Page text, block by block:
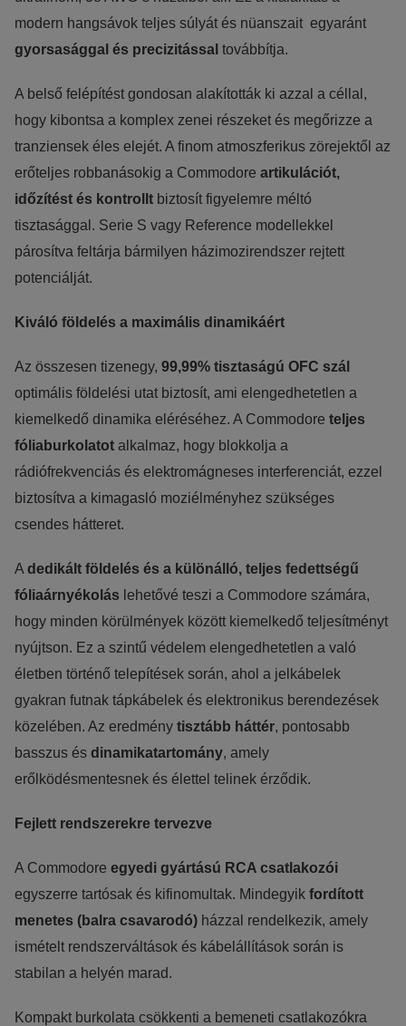
modern hangsávok teljes súlyát és nüanszait egyaránt
gyorsasággal és precizitással továbbítja.
A belső felépítést gondosan alakították ki azzal a céllal,
hogy kibontsa a komplex zenei részeket és megőrizze a
tranziensek éles elejét. A finom atmoszferikus zörejektől az
erőteljes robbanásokig a Commodore artikulációt,
időzítést és kontrollt biztosít figyelemre méltó
tisztasággal. Serie S vagy Reference modellekkel
párosítva feltárja bármilyen házimozirendszer rejtett
potenciálját.
Kiváló földelés a maximális dinamikáért
Az összesen tizenegy, 99,99% tisztaságú OFC szál
optimális földelési utat biztosít, ami elengedhetetlen a
kiemelkedő dinamika eléréséhez. A Commodore teljes
fóliaburkolatot alkalmaz, hogy blokkolja a
rádiófrekvenciás és elektromágneses interferenciát, ezzel
biztosítva a kimagasló moziélményhez szükséges
csendes hátteret.
A dedikált földelés és a különálló, teljes fedettségű
fóliaárnyékolás lehetővé teszi a Commodore számára,
hogy minden körülmények között kiemelkedő teljesítményt
nyújtson. Ez a szintű védelem elengedhetetlen a való
életben történő telepítések során, ahol a jelkábelek
gyakran futnak tápkábelek és elektronikus berendezések
közelében. Az eredmény tisztább háttér, pontosabb
basszus és dinamikatartomány, amely
erőlködésmentesnek és élettel telinek érződik.
Fejlett rendszerekre tervezve
A Commodore egyedi gyártású RCA csatlakozói
egyszerre tartósak és kifinomultak. Mindegyik fordított
menetes (balra csavarodó) házzal rendelkezik, amely
ismételt rendszerváltások és kábelállítások során is
stabilan a helyén marad.
Kompakt burkolata csökkenti a bemeneti csatlakozókra